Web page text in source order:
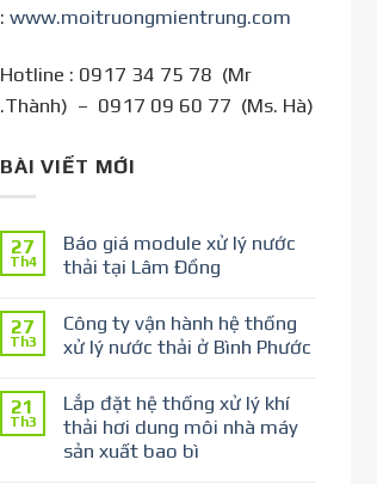
: www.moitruongmientrung.com
Hotline : 0917 34 75 78 (Mr
.Thành) – 0917 09 60 77 (Ms. Hà)
BÀI VIẾT MỚI
27
Th4
Báo giá module xử lý nước
thải tại Lâm Đồng
27
Th3
Công ty vận hành hệ thống
xử lý nước thải ở Bình Phước
21
Th3
Lắp đặt hệ thống xử lý khí
thải hơi dung môi nhà máy
sản xuất bao bì